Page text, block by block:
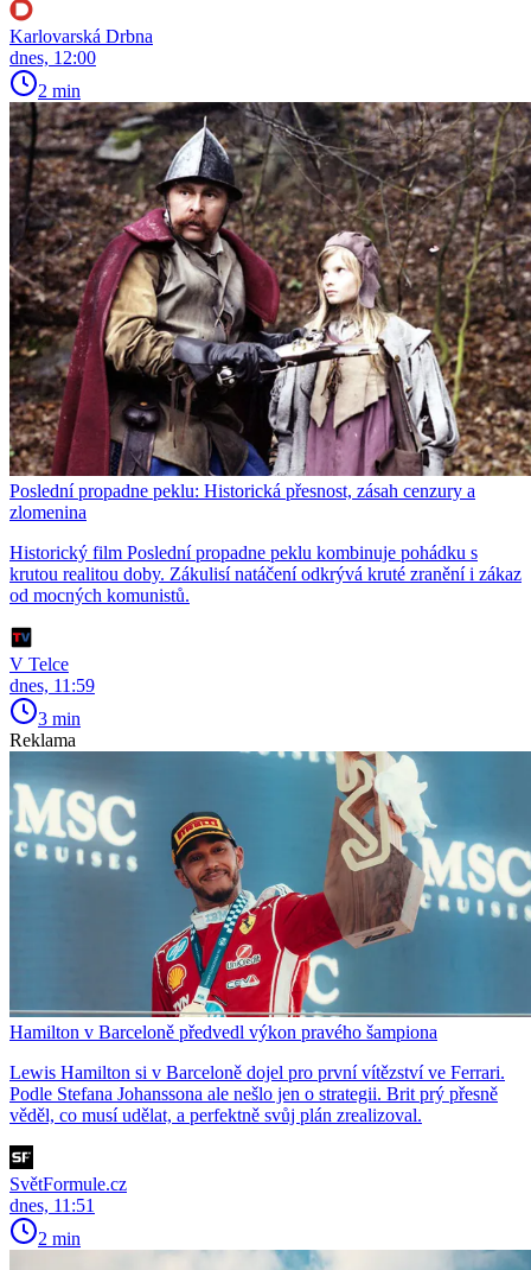
Karlovarská Drbna
dnes, 12:00
2 min
Poslední propadne peklu: Historická přesnost, zásah cenzury a
zlomenina
Historický film Poslední propadne peklu kombinuje pohádku s
krutou realitou doby. Zákulisí natáčení odkrývá kruté zranění i zákaz
od mocných komunistů.
V Telce
dnes, 11:59
3 min
Reklama
Hamilton v Barceloně předvedl výkon pravého šampiona
Lewis Hamilton si v Barceloně dojel pro první vítězství ve Ferrari.
Podle Stefana Johanssona ale nešlo jen o strategii. Brit prý přesně
věděl, co musí udělat, a perfektně svůj plán zrealizoval.
SvětFormule.cz
dnes, 11:51
2 min